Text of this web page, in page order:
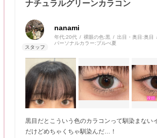
ナチュラルグリーンカラコン
nanami
年代:20代 裸眼の色:黒 出目・奥目:奥目
パーソナルカラー:ブルべ夏
黒目だとこういう色のカラコンって馴染まない
だけどめちゃくちゃ馴染んだ…！